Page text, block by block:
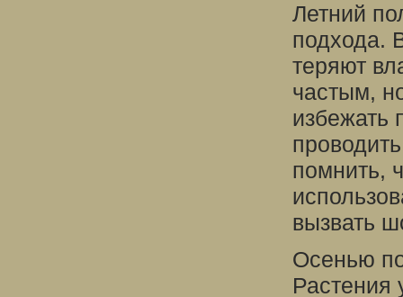
Летний
подхода.
теряют
частым,
избежать
помнить,
вызвать
Осенью
Растения